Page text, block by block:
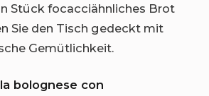
Stück focacciähnliches Brot
Sie den Tisch gedeckt mit
Gemütlichkeit.
bolognese con